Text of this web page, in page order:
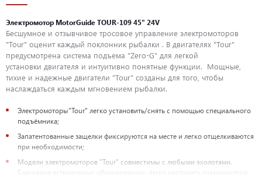
Электромотор MotorGuide TOUR-109 45" 24V
Бесшумное и отзывчивое тросовое управление электромоторов
"Tour" оценит каждый поклонник рыбалки . В двигателях "Tour"
предусмотрена система подъема "Zero-G" для легкой
установки двигателя и интуитивно понятные функции. Мощные,
тихие и надежные двигатели "Tour" созданы для того, чтобы
наслаждаться каждым мгновением рыбалки.
Электромоторы"Tour" легко установить/снять с помощью специального
подъёмника;
Запатентованные защелки фиксируются на месте и легко отщелкиваются
при необходимости;
Модели электромоторов "Tour" совместимы с любыми эхолотами.
Благодаря встроенному оборудованию, легко настроить гидролокатор.